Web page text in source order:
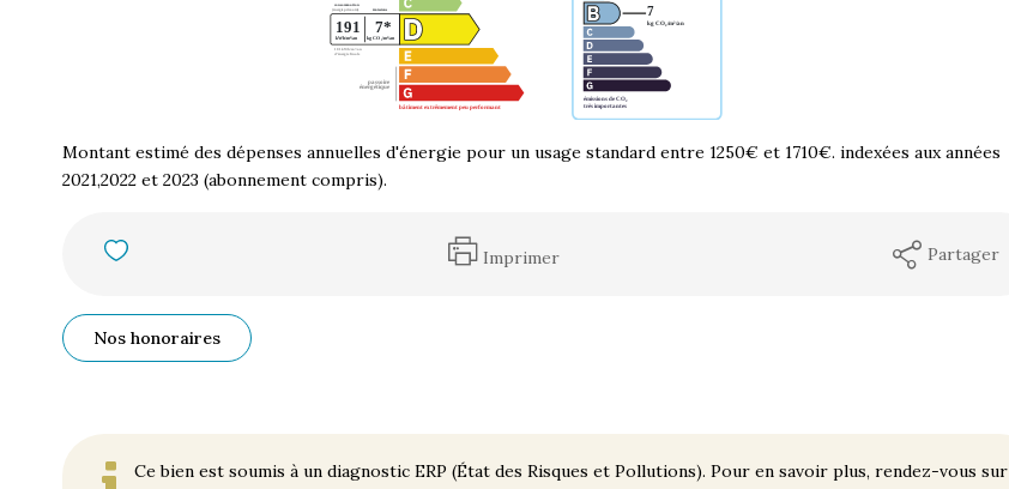
Montant estimé des dépenses annuelles d'énergie pour un usage standard entre 1250€ et 1710€. indexées aux années
2021,2022 et 2023 (abonnement compris).
Imprimer Partager
Nos honoraires
Ce bien est soumis à un diagnostic ERP (État des Risques et Pollutions). Pour en savoir plus, rendez-vous sur